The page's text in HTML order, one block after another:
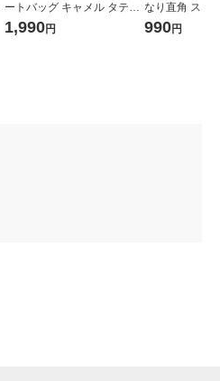
ートバッグ キャメル タテ３
８×ヨコ４２×マチ１５ｃｍ
1,990円
なり直角 スニ
（４足組） ２
990円